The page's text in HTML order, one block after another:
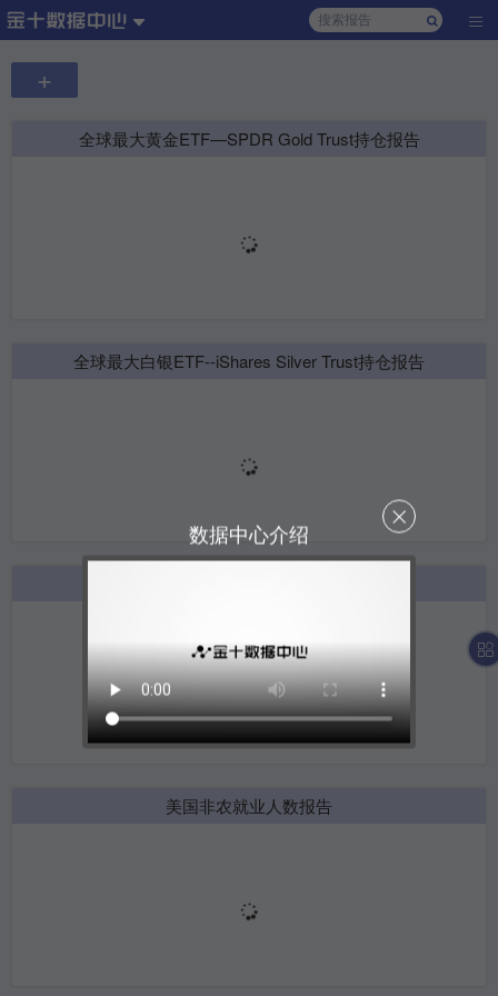
+
全球最大黄金ETF—SPDR Gold Trust持仓报告
全球最大白银ETF--iShares Silver Trust持仓报告
美国非农就业人数报告
数据中心介绍